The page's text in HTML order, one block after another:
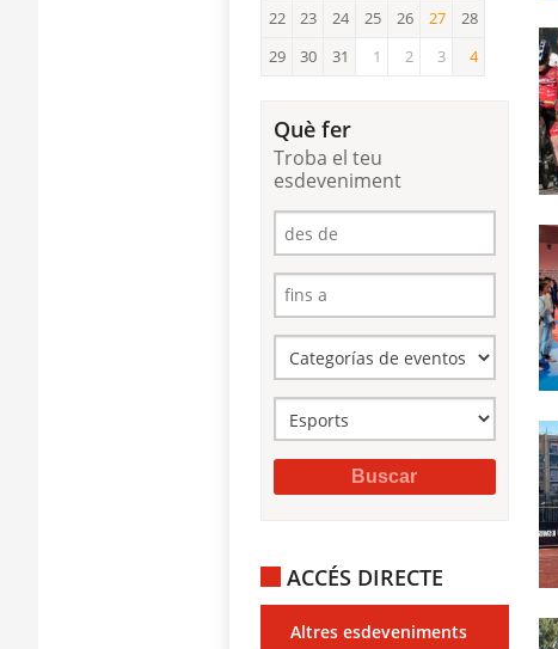
20 21
22 23 24 25 26 27
28
29
30 31 1 2 3 4
Què fer
Troba el teu
esdeveniment
ACCÉS DIRECTE
Altres esdeveniments